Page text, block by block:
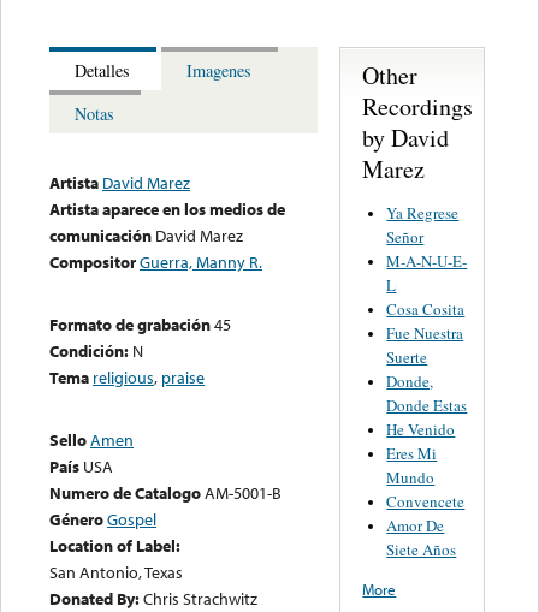
Detalles
Imagenes
Notas
Artista David Marez
Artista aparece en los medios de
comunicación David Marez
CompositorGuerra, Manny R.
Formato de grabación45
Condición: N
Tema religious, praise
SelloAmen
País USA
Numero de CatalogoAM-5001-B
GéneroGospel
Location of Label:
San Antonio, Texas
Donated By:Chris Strachwitz
Other
Recordings
by David
Marez
Ya Regrese
Señor
M-A-N-U-E-
L
Cosa Cosita
Fue Nuestra
Suerte
Donde,
Donde Estas
He Venido
Eres Mi
Mundo
Convencete
Amor De
Siete Años
More